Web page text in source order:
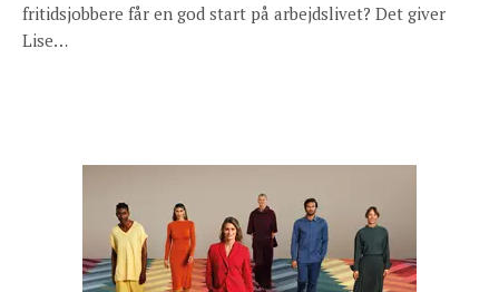
fritidsjobbere får en god start på arbejdslivet? Det giver
Lise…